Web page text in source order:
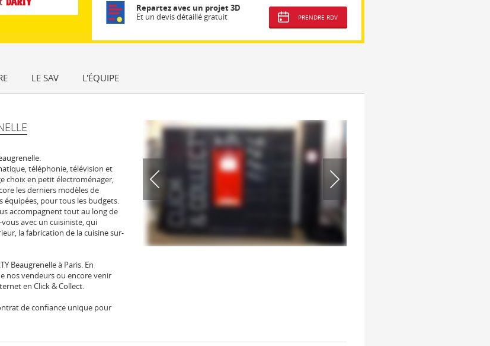
Repartez avec un projet 3D
Et un devis détaillé gratuit
PRENDRE RDV
LE SAV L'ÉQUIPE
téléphonie, télévision et
choix en petit électroménager,
les derniers modèles de
équipées, pour tous les budgets.
accompagnent tout au long de
avec un cuisiniste, qui
la fabrication de la cuisine sur-
Beaugrenelle à Paris. En
nos vendeurs ou encore venir
en Click & Collect.
de confiance unique pour